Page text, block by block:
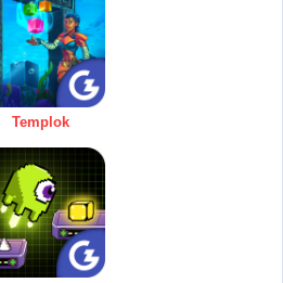
Templok